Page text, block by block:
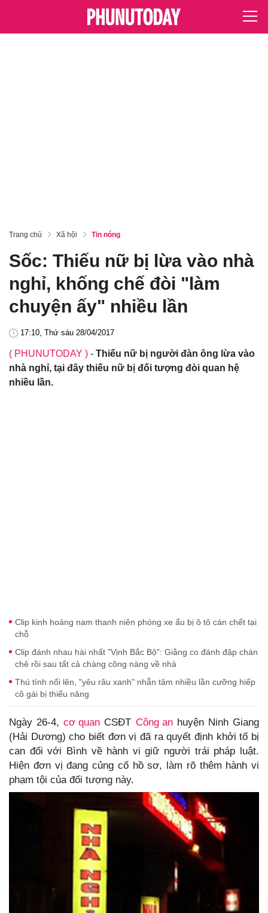
Trang chủ Xã hội Tin nóng
Sốc: Thiếu nữ bị lừa vào nhà
nghỉ, khống chế đòi "làm
chuyện ấy" nhiều lần
17:10, Thứ sáu 28/04/2017
( PHUNUTODAY ) - Thiếu nữ bị người đàn ông lừa vào
nhà nghỉ, tại đây thiếu nữ bị đối tượng đòi quan hệ
nhiều lần.
Clip kinh hoàng nam thanh niên phóng xe ẩu bị ô tô cán chết tại
chỗ
Clip đánh nhau hài nhất "Vịnh Bắc Bộ": Giằng co đánh đập chán
chê rồi sau tất cả chàng cõng nàng về nhà
Thú tính nổi lên, "yêu râu xanh" nhẫn tâm nhiều lần cưỡng hiếp
cô gái bị thiểu năng
Ngày 26-4,cơ quan CSĐT Công anhuyện Ninh Giang
(Hải Dương) cho biết đơn vị đã ra quyết định khởi tố bị
can đối với Bình về hành vi giữ người trái pháp luật.
Hiện đơn vị đang củng cố hồ sơ, làm rõ thêm hành vi
phạm tội của đối tượng này.